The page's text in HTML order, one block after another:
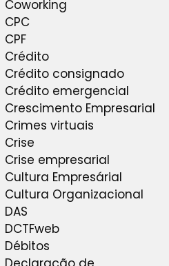
Coworking
CPC
CPF
Crédito
Crédito consignado
Crédito emergencial
Crescimento Empresarial
Crimes virtuais
Crise
Crise empresarial
Cultura Empresárial
Cultura Organizacional
DAS
DCTFweb
Débitos